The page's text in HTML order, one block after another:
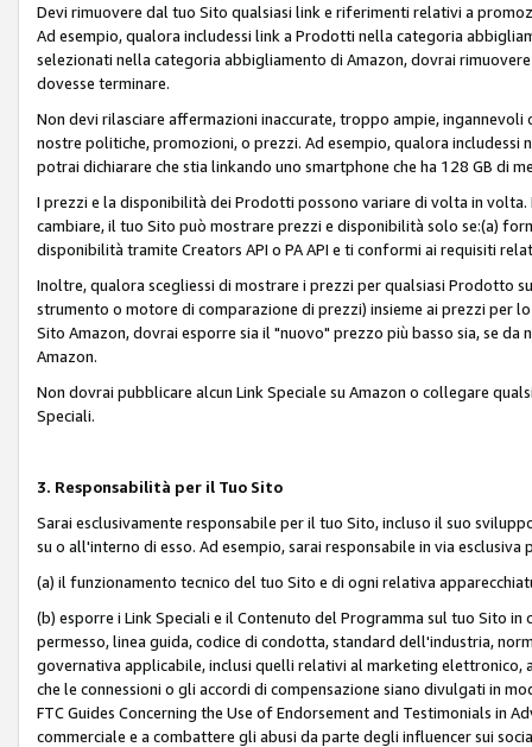
Devi rimuovere dal tuo Sito qualsiasi link e riferimenti relativi a
Ad esempio, qualora includessi link a Prodotti nella categoria
selezionati nella categoria abbigliamento di Amazon, dovrai
dovesse terminare.
Non devi rilasciare affermazioni inaccurate, troppo ampie,
nostre politiche, promozioni, o prezzi. Ad esempio, qualora includessi
potrai dichiarare che stia linkando uno smartphone che ha 128 GB di
I prezzi e la disponibilità dei Prodotti possono variare di volta in
cambiare, il tuo Sito può mostrare prezzi e disponibilità solo se:(a)
disponibilità tramite Creators API o PA API e ti conformi ai requisiti
Inoltre, qualora scegliessi di mostrare i prezzi per qualsiasi Prodotto
strumento o motore di comparazione di prezzi) insieme ai prezzi
Sito Amazon, dovrai esporre sia il "nuovo" prezzo più basso sia, se
Amazon.
Non dovrai pubblicare alcun Link Speciale su Amazon o collegare
Speciali.
3. Responsabilità per il Tuo Sito
Sarai esclusivamente responsabile per il tuo Sito, incluso il suo
su o all'interno di esso. Ad esempio, sarai responsabile in via esclusiva
(a) il funzionamento tecnico del tuo Sito e di ogni relativa
(b) esporre i Link Speciali e il Contenuto del Programma sul tuo Sito in
permesso, linea guida, codice di condotta, standard dell'industria,
governativa applicabile, inclusi quelli relativi al marketing
che le connessioni o gli accordi di compensazione siano divulgati in
FTC Guides Concerning the Use of Endorsement and Testimonials in
commerciale e a combattere gli abusi da parte degli influencer sui